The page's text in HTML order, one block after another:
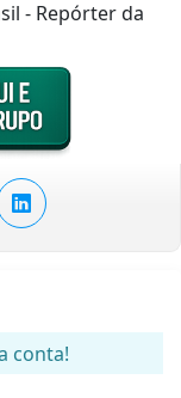
- Repórter da
conta!